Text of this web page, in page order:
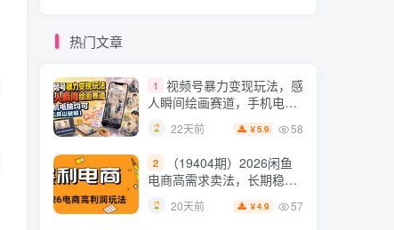
件实战经验
热门文章
1
视频号暴力变现玩法，感
人瞬间绘画赛道，手机电脑
均可
22天前 ￥5.9 58
2
（19404期）2026闲鱼
电商高需求卖法，长期稳定
可做，一单利润300
20天前 ￥4.9 57